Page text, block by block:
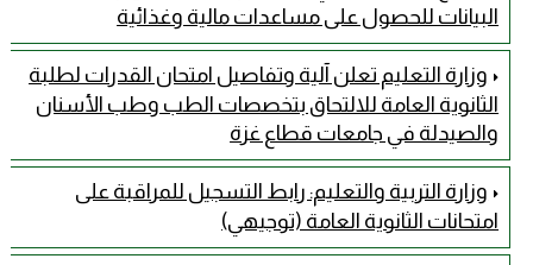
البيانات للحصول على مساعدات مالية وغذائية
وزارة التعليم تعلن آلية وتفاصيل امتحان القدرات لطلبة
الثانوية العامة للالتحاق بتخصصات الطب وطب الأسنان
والصيدلة في جامعات قطاع غزة
وزارة التربية والتعليم: رابط التسجيل للمراقبة على
امتحانات الثانوية العامة (توجيهي)